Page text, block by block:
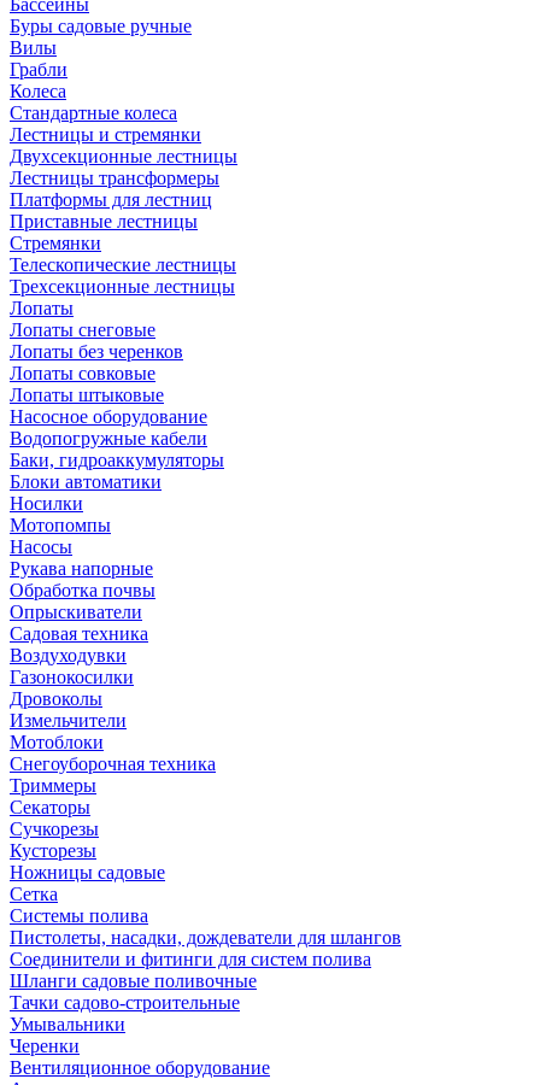
Бассейны
Буры садовые ручные
Вилы
Грабли
Колеса
Стандартные колеса
Лестницы и стремянки
Двухсекционные лестницы
Лестницы трансформеры
Платформы для лестниц
Приставные лестницы
Стремянки
Телескопические лестницы
Трехсекционные лестницы
Лопаты
Лопаты снеговые
Лопаты без черенков
Лопаты совковые
Лопаты штыковые
Насосное оборудование
Водопогружные кабели
Баки, гидроаккумуляторы
Блоки автоматики
Носилки
Мотопомпы
Насосы
Рукава напорные
Обработка почвы
Опрыскиватели
Садовая техника
Воздуходувки
Газонокосилки
Дровоколы
Измельчители
Мотоблоки
Снегоуборочная техника
Триммеры
Секаторы
Сучкорезы
Кусторезы
Ножницы садовые
Сетка
Системы полива
Пистолеты, насадки, дождеватели для шлангов
Соединители и фитинги для систем полива
Шланги садовые поливочные
Тачки садово-строительные
Умывальники
Черенки
Вентиляционное оборудование